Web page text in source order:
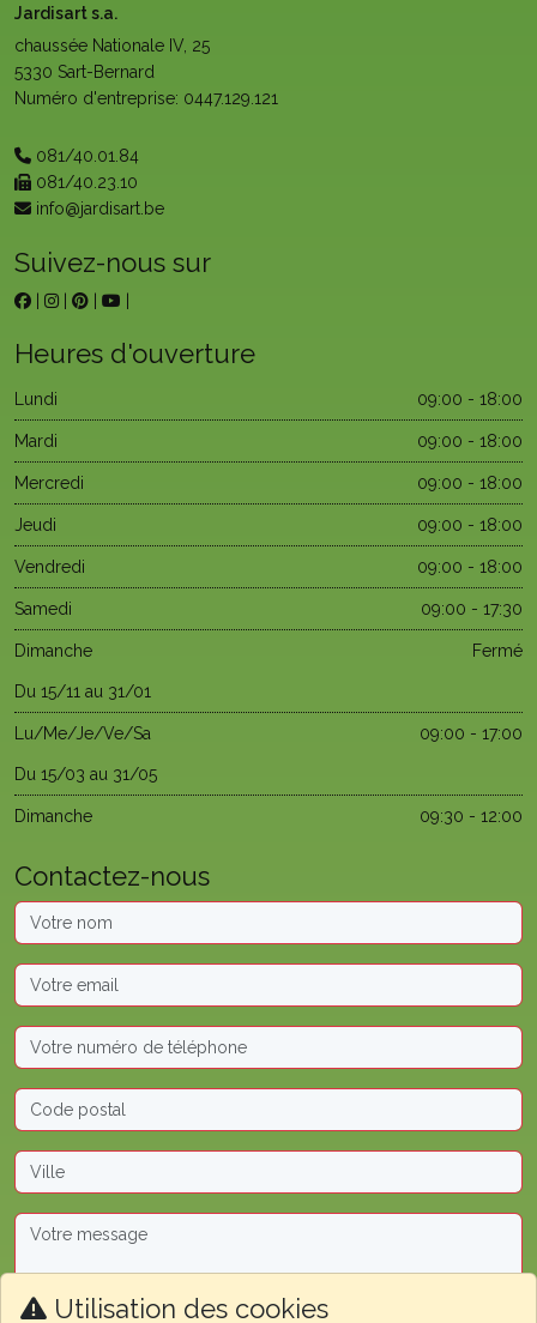
Utilisation des cookies
Jardisart s.a.
chaussée Nationale IV, 25
5330 Sart-Bernard
Numéro d'entreprise: 0447.129.121
081/40.01.84
081/40.23.10
info@jardisart.be
Suivez-nous sur
Heures d'ouverture
Lundi 09:00 - 18:00
Mardi 09:00 - 18:00
Mercredi 09:00 - 18:00
Jeudi 09:00 - 18:00
Vendredi 09:00 - 18:00
Samedi 09:00 - 17:30
Dimanche Fermé
Du 15/11 au 31/01
Lu/Me/Je/Ve/Sa 09:00 - 17:00
Du 15/03 au 31/05
Dimanche 09:30 - 12:00
Contactez-nous